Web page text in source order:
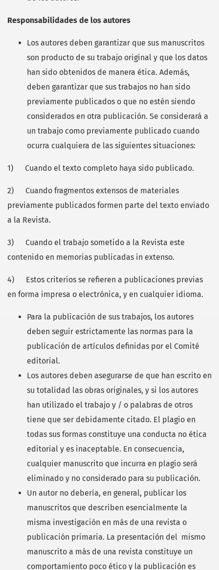
Responsabilidades de los autores
Los autores deben garantizar que sus manuscritos
son producto de su trabajo original y que los datos
han sido obtenidos de manera ética. Además,
deben garantizar que sus trabajos no han sido
previamente publicados o que no estén siendo
considerados en otra publicación. Se considerará a
un trabajo como previamente publicado cuando
ocurra cualquiera de las siguientes situaciones:
1) Cuando el texto completo haya sido publicado.
2) Cuando fragmentos extensos de materiales
previamente publicados formen parte del texto enviado
a la Revista.
3) Cuando el trabajo sometido a la Revista este
contenido en memorias publicadas in extenso.
4) Estos criterios se refieren a publicaciones previas
en forma impresa o electrónica, y en cualquier idioma.
Para la publicación de sus trabajos, los autores
deben seguir estrictamente las normas para la
publicación de artículos definidas por el Comité
editorial.
Los autores deben asegurarse de que han escrito en
su totalidad las obras originales, y si los autores
han utilizado el trabajo y / o palabras de otros
tiene que ser debidamente citado. El plagio en
todas sus formas constituye una conducta no ética
editorial y es inaceptable. En consecuencia,
cualquier manuscrito que incurra en plagio será
eliminado y no considerado para su publicación.
Un autor no debería, en general, publicar los
manuscritos que describen esencialmente la
misma investigación en más de una revista o
publicación primaria. La presentación del mismo
manuscrito a más de una revista constituye un
comportamiento poco ético y la publicación es